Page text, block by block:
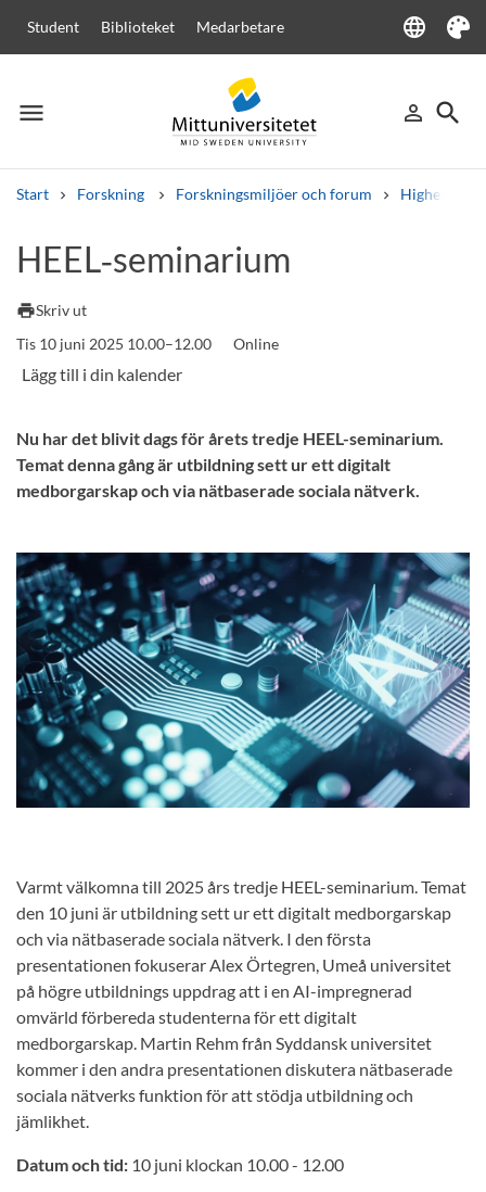
Student Biblioteket Medarbetare language
Language
Tema
menu
Meny person_outline
Logga in
search
Sök
Start Forskning Forskningsmiljöer och forum Higher
Andra söktjänster
Kurser och program
HEEL‑seminarium
printSkriv ut
Tis 10 juni 2025 10.00–12.00
Online
Nu har det blivit dags för årets tredje HEEL-seminarium.
Temat denna gång är utbildning sett ur ett digitalt
medborgarskap och via nätbaserade sociala nätverk.
Varmt välkomna till 2025 års tredje HEEL-seminarium. Temat
den 10 juni är utbildning sett ur ett digitalt medborgarskap
och via nätbaserade sociala nätverk. I den första
presentationen fokuserar Alex Örtegren, Umeå universitet
på högre utbildnings uppdrag att i en AI-impregnerad
omvärld förbereda studenterna för ett digitalt
medborgarskap. Martin Rehm från Syddansk universitet
kommer i den andra presentationen diskutera nätbaserade
sociala nätverks funktion för att stödja utbildning och
jämlikhet.
Datum och tid: 10 juni klockan 10.00 - 12.00